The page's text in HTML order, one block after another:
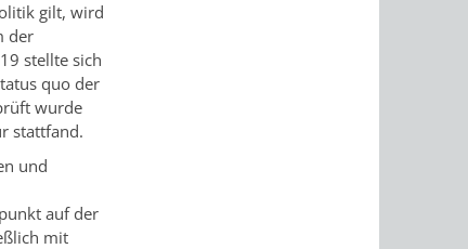
gilt, wird
der
stellte sich
quo der
wurde
stattfand.
und
auf der
mit